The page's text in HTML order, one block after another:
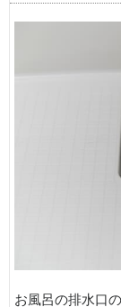
お風呂の排水口